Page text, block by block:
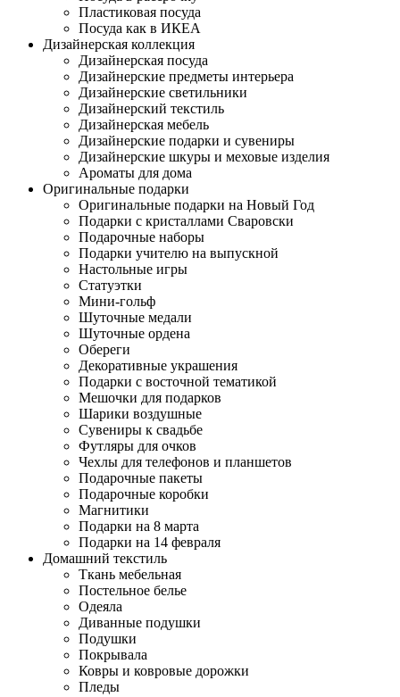
Пластиковая посуда
Посуда как в ИКЕА
Дизайнерская коллекция
Дизайнерская посуда
Дизайнерские предметы интерьера
Дизайнерские светильники
Дизайнерский текстиль
Дизайнерская мебель
Дизайнерские подарки и сувениры
Дизайнерские шкуры и меховые изделия
Ароматы для дома
Оригинальные подарки
Оригинальные подарки на Новый Год
Подарки с кристаллами Сваровски
Подарочные наборы
Подарки учителю на выпускной
Настольные игры
Статуэтки
Мини-гольф
Шуточные медали
Шуточные ордена
Обереги
Декоративные украшения
Подарки с восточной тематикой
Мешочки для подарков
Шарики воздушные
Сувениры к свадьбе
Футляры для очков
Чехлы для телефонов и планшетов
Подарочные пакеты
Подарочные коробки
Магнитики
Подарки на 8 марта
Подарки на 14 февраля
Домашний текстиль
Ткань мебельная
Постельное белье
Одеяла
Диванные подушки
Подушки
Покрывала
Ковры и ковровые дорожки
Пледы